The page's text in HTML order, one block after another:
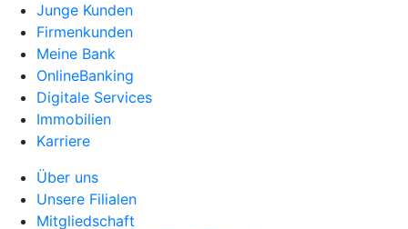
Junge Kunden
Firmenkunden
Meine Bank
OnlineBanking
Digitale Services
Immobilien
Karriere
Über uns
Unsere Filialen
Mitgliedschaft